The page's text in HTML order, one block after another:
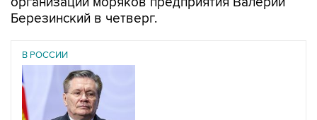
В РОССИИ